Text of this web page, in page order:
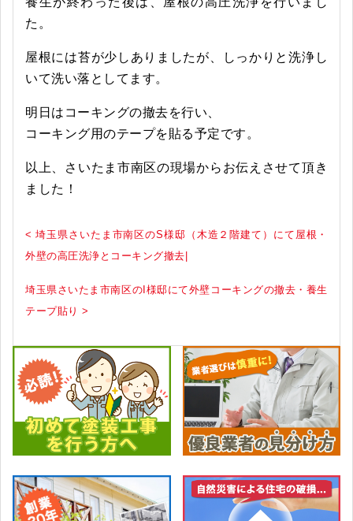
た。
屋根には苔が少しありましたが、しっかりと洗浄し
いて洗い落としてます。
明日はコーキングの撤去を行い、
コーキング用のテープを貼る予定です。
以上、さいたま市南区の現場からお伝えさせて頂き
ました！
< 埼玉県さいたま市南区のS様邸（木造２階建て）にて屋根・
外壁の高圧洗浄とコーキング撤去|
埼玉県さいたま市南区のI様邸にて外壁コーキングの撤去・養生
テープ貼り >